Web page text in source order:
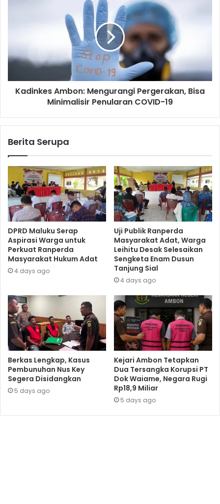
Kadinkes Ambon: Mengurangi Pergerakan, Bisa
Minimalisir Penularan COVID-19
Berita Serupa
DPRD Maluku Serap
Aspirasi Warga untuk
Perkuat Ranperda
Masyarakat Hukum Adat
4 days ago
Uji Publik Ranperda
Masyarakat Adat, Warga
Leihitu Desak Selesaikan
Sengketa Enam Dusun
Tanjung Sial
4 days ago
Berkas Lengkap, Kasus
Pembunuhan Nus Key
Segera Disidangkan
5 days ago
Kejari Ambon Tetapkan
Dua Tersangka Korupsi PT
Dok Waiame, Negara Rugi
Rp18,9 Miliar
5 days ago